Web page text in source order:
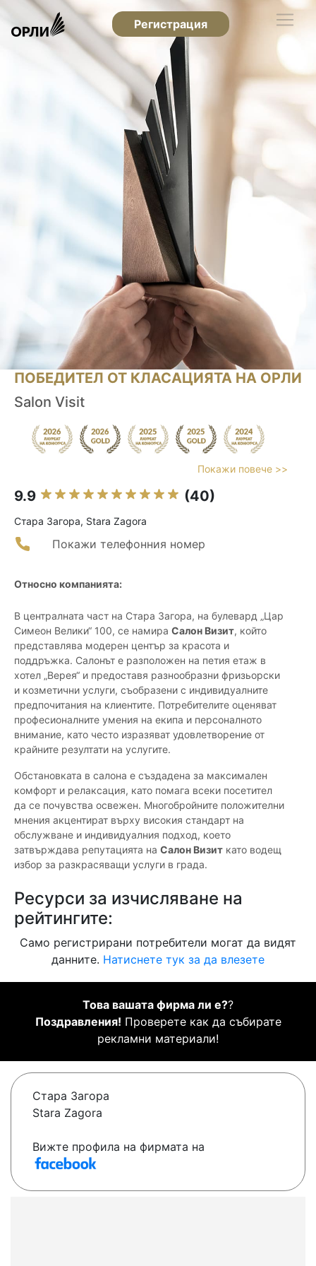
Регистрация
ПОБЕДИТЕЛ ОТ КЛАСАЦИЯТА НА ОРЛИ
Salon Visit
Покажи повече >>
9.9 (40)
Стара Загора, Stara Zagora
Покажи телефонния номер
Относно компанията:
В централната част на Стара Загора, на булевард „Цар
Симеон Велики“ 100, се намира Салон Визит, който
представлява модерен център за красота и
поддръжка. Салонът е разположен на петия етаж в
хотел „Верея“ и предоставя разнообразни фризьорски
и козметични услуги, съобразени с индивидуалните
предпочитания на клиентите. Потребителите оценяват
професионалните умения на екипа и персоналното
внимание, като често изразяват удовлетворение от
крайните резултати на услугите.
Обстановката в салона е създадена за максимален
комфорт и релаксация, като помага всеки посетител
да се почувства освежен. Многобройните положителни
мнения акцентират върху високия стандарт на
обслужване и индивидуалния подход, което
затвърждава репутацията на Салон Визит като водещ
избор за разкрасяващи услуги в града.
Ресурси за изчисляване на
рейтингите:
Само регистрирани потребители могат да видят
данните. Натиснете тук за да влезете
Това вашата фирма ли е??
Поздравления! Проверете как да събирате
рекламни материали!
Стара Загора
Stara Zagora
Вижте профила на фирмата на